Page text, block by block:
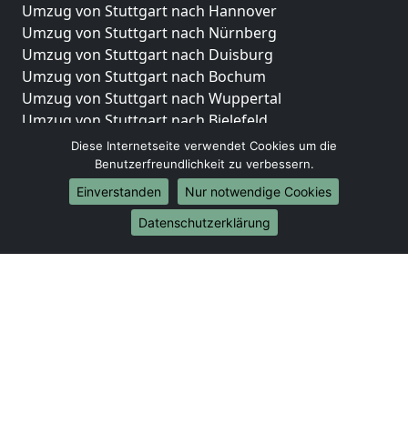
Umzug von Stuttgart nach Hannover
Umzug von Stuttgart nach Nürnberg
Umzug von Stuttgart nach Duisburg
Umzug von Stuttgart nach Bochum
Umzug von Stuttgart nach Wuppertal
Umzug von Stuttgart nach Bielefeld
Umzug von Stuttgart nach Bonn
Umzug von Stuttgart nach Münster
Internationale-Umzüge
Umzug von Stuttgart nach Brasilien
Umzug von Stuttgart nach Brunei Darussalam
Diese Internetseite verwendet Cookies um die
Benutzerfreundlichkeit zu verbessern.
Einverstanden
Nur notwendige Cookies
Datenschutzerklärung